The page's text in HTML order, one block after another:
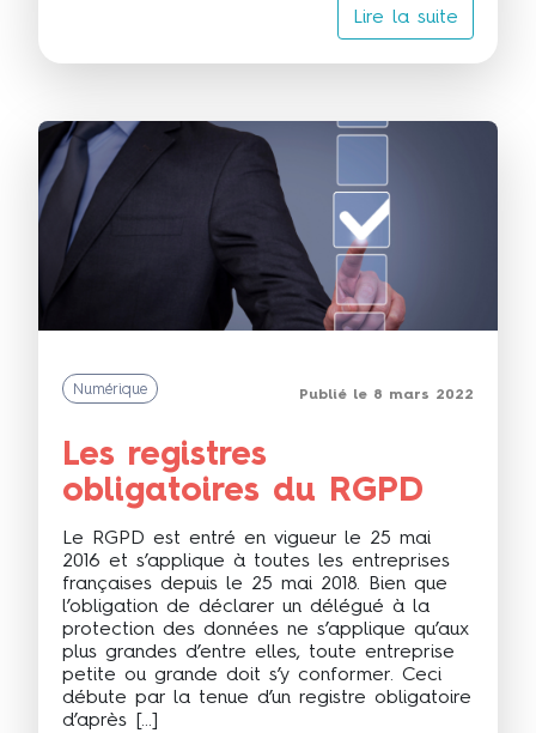
Lire la suite
Numérique Publié le 8 mars 2022
Les registres
obligatoires du RGPD
Le RGPD est entré en vigueur le 25 mai
2016 et s’applique à toutes les entreprises
françaises depuis le 25 mai 2018. Bien que
l’obligation de déclarer un délégué à la
protection des données ne s’applique qu’aux
plus grandes d’entre elles, toute entreprise
petite ou grande doit s’y conformer. Ceci
débute par la tenue d’un registre obligatoire
d’après […]